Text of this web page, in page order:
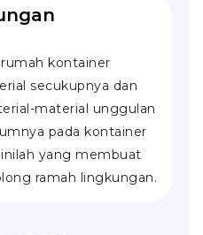
kontainer
secukupnya dan
material unggulan
pada kontainer
yang membuat
ramah lingkungan.